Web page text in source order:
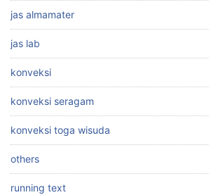
jas almamater
jas lab
konveksi
konveksi seragam
konveksi toga wisuda
others
running text